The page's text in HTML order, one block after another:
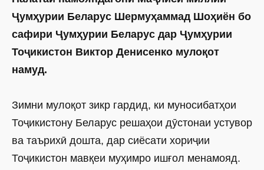
Ҷумҳурии Беларус Шермуҳаммад Шоҳиён бо
сафири Ҷумҳурии Беларус дар Ҷумҳурии
Тоҷикистон Виктор Денисенко мулоқот
намуд.
Зимни мулоқот зикр гардид, ки муносибатҳои
Тоҷикистону Беларус решаҳои дӯс­тонаи устувор
ва таърихӣ дошта, дар сиё­сати хориҷии
Тоҷикистон мавқеи муҳимро ишғол менамояд.